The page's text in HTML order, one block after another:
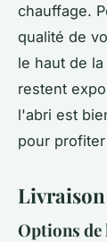
chauffage.
qualité de
le haut de
restent
l'abri est
pour
Livraison
Options